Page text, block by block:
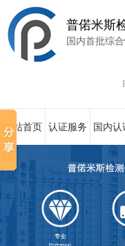
普偌米斯
国内首批综
网站首页 认证服务 国内认
荣誉资质 在线服务 新闻资